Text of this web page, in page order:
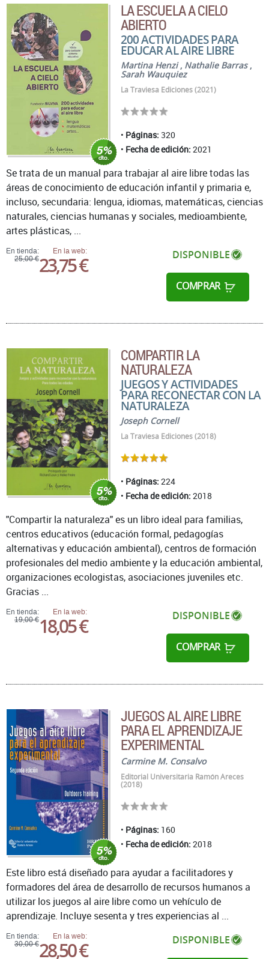
LA ESCUELA A CIELO
ABIERTO
200 ACTIVIDADES PARA
EDUCAR AL AIRE LIBRE
Martina Henzi, Nathalie Barras,
Sarah Wauquiez
La Traviesa Ediciones (2021)
Páginas: 320
Fecha de edición: 2021
En tienda:
25,00 €
En la web:
23,75 € DISPONIBLE
COMPRAR
Se trata de un manual para trabajar al aire libre todas las
áreas de conocimiento de educación infantil y primaria e,
incluso, secundaria: lengua, idiomas, matemáticas, ciencias
naturales, ciencias humanas y sociales, medioambiente,
artes plásticas, ...
COMPARTIR LA
NATURALEZA
JUEGOS Y ACTIVIDADES
PARA RECONECTAR CON LA
NATURALEZA
Joseph Cornell
La Traviesa Ediciones (2018)
Páginas: 224
Fecha de edición: 2018
En tienda:
19,00 €
En la web:
18,05 € DISPONIBLE
COMPRAR
"Compartir la naturaleza" es un libro ideal para familias,
centros educativos (educación formal, pedagogías
alternativas y educación ambiental), centros de formación
profesionales del medio ambiente y la educación ambiental,
organizaciones ecologistas, asociaciones juveniles etc.
Gracias ...
JUEGOS AL AIRE LIBRE
PARA EL APRENDIZAJE
EXPERIMENTAL
Carmine M. Consalvo
Editorial Universitaria Ramón Areces
(2018)
Páginas: 160
Fecha de edición: 2018
En tienda:
30,00 €
En la web:
28,50 € DISPONIBLE
Este libro está diseñado para ayudar a facilitadores y
formadores del área de desarrollo de recursos humanos a
utilizar los juegos al aire libre como un vehículo de
aprendizaje. Incluye sesenta y tres experiencias al ...